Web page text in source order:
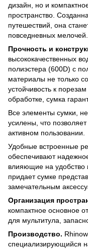
дизайн, но и
пространство.
путешествий, она
повседневных мелочей.
Прочность и
высококачественных
полиэстера (600D) с
материалы не только
устойчивость к
обработке, сумка
Все элементы сумки,
усилены, что
активном пользовании.
Удобные встроенные
обеспечивают
влияющие на удобство
придает сумке
замечательным
Организация
компактное основное
для мультитула,
Производство.
специализирующийся